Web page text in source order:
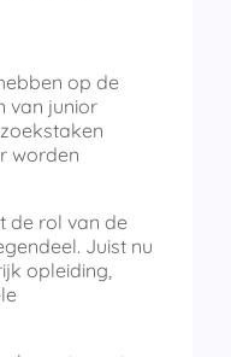
op de
van junior
worden
de rol van de
Juist nu
opleiding,